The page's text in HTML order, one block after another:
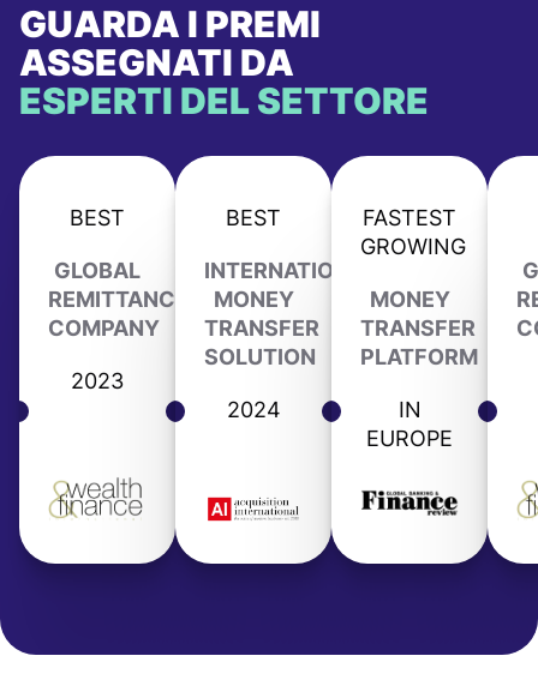
GUARDA I PREMI
ASSEGNATI DA
ESPERTI DEL SETTORE
BEST
GLOBAL
REMITTANCE
COMPANY
2023
BEST
INTERNATIONAL
MONEY
TRANSFER
SOLUTION
2024
FASTEST
GROWING
MONEY
TRANSFER
PLATFORM
IN
EUROPE